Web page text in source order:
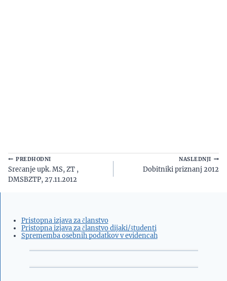
Navigacija
prispevka
PREDHODNI
Srečanje upk. MS, ZT ,
DMSBZTP, 27.11.2012
NASLEDNJI
Dobitniki priznanj 2012
Pristopna izjava za članstvo
Pristopna izjava za članstvo dijaki/študenti
Sprememba osebnih podatkov v evidencah